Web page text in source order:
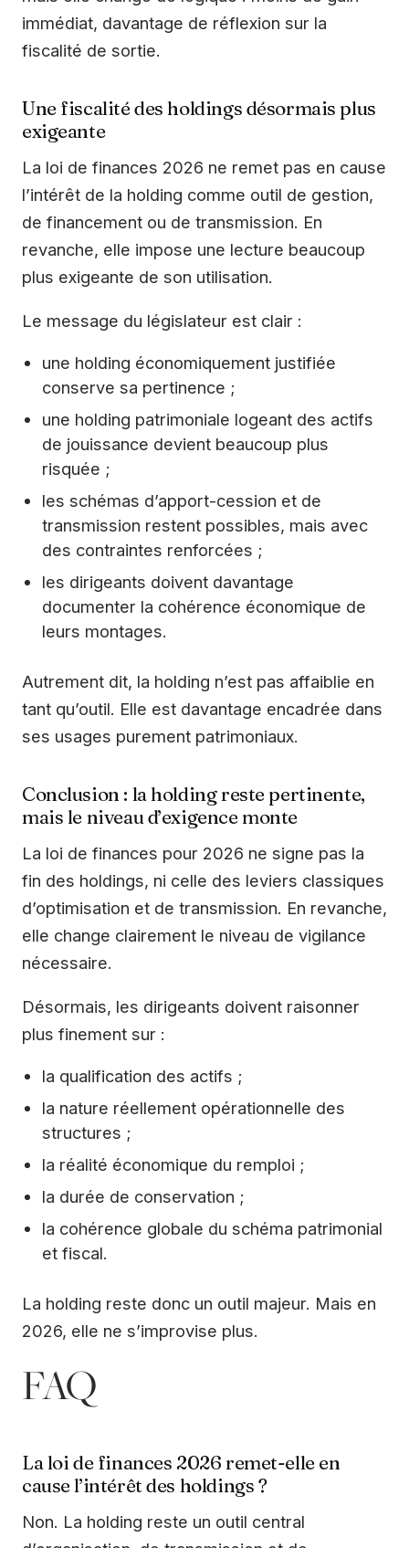
immédiat, davantage de réflexion sur la
fiscalité de sortie.
Une fiscalité des holdings désormais plus
exigeante
La loi de finances 2026 ne remet pas en cause
l’intérêt de la holding comme outil de gestion,
de financement ou de transmission. En
revanche, elle impose une lecture beaucoup
plus exigeante de son utilisation.
Le message du législateur est clair :
une holding économiquement justifiée
conserve sa pertinence ;
une holding patrimoniale logeant des actifs
de jouissance devient beaucoup plus
risquée ;
les schémas d’apport-cession et de
transmission restent possibles, mais avec
des contraintes renforcées ;
les dirigeants doivent davantage
documenter la cohérence économique de
leurs montages.
Autrement dit, la holding n’est pas affaiblie en
tant qu’outil. Elle est davantage encadrée dans
ses usages purement patrimoniaux.
Conclusion : la holding reste pertinente,
mais le niveau d’exigence monte
La loi de finances pour 2026 ne signe pas la
fin des holdings, ni celle des leviers classiques
d’optimisation et de transmission. En revanche,
elle change clairement le niveau de vigilance
nécessaire.
Désormais, les dirigeants doivent raisonner
plus finement sur :
la qualification des actifs ;
la nature réellement opérationnelle des
structures ;
la réalité économique du remploi ;
la durée de conservation ;
la cohérence globale du schéma patrimonial
et fiscal.
La holding reste donc un outil majeur. Mais en
2026, elle ne s’improvise plus.
FAQ
La loi de finances 2026 remet-elle en
cause l’intérêt des holdings ?
Non. La holding reste un outil central